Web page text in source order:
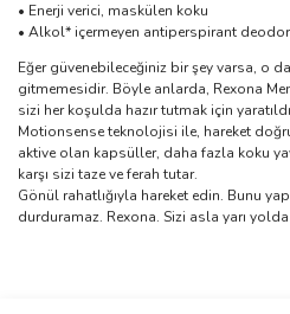
• Enerji verici, maskülen koku
• Alkol* içermeyen antiperspirant
Eğer güvenebileceğiniz bir şey varsa, o
gitmemesidir. Böyle anlarda, Rexona
sizi her koşulda hazır tutmak için
Motionsense teknolojisi ile, hareket
aktive olan kapsüller, daha fazla koku
karşı sizi taze ve ferah tutar.
Gönül rahatlığıyla hareket edin. Bunu
durduramaz. Rexona. Sizi asla yarı yolda